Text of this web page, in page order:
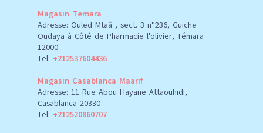
Magasin Temara
Adresse: Ouled Mtaâ , sect. 3 n°236, Guiche
Oudaya à Côté de Pharmacie l'olivier, Témara
12000
Tel: +212537604436
Magasin Casablanca Maarif
Adresse: 11 Rue Abou Hayane Attaouhidi,
Casablanca 20330
Tel: +212520860707